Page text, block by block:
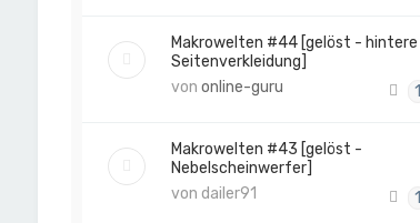
Makrowelten #44 [gelöst - hintere
Seitenverkleidung]
von online-guru 1
Makrowelten #43 [gelöst -
Nebelscheinwerfer]
von dailer91 1